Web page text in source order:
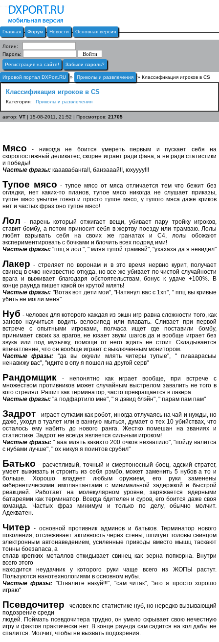
Главная Форум Новости Основная версия
Логин:
Пароль:
Регистрация на сайте!
Забыли пароль?
Игровой портал DXPort.RU » Приколы и развлечения » Классификация игроков в CS
Классификация игроков в CS
Категория: Приколы и развлечения
автор: VT | 15-08-2011, 21:52 | Просмотров: 21705
Мясо - никогда не боится умереть первым и пускает себя на
скоропостижный деликатес, скорее играет ради фана, а не ради статистики
и победы!
Частые фразы: кааавабанга!!, банзааай!!, юхуууу!!!
Тупое мясо - тупое мясо от мяса отличается тем что бежит без
оглядки, нет каких-то планов, тупое мясо никогда не слушает приказы,
тупое мясо унылое говно и просто тупое мясо, у тупого мяса даже криков
нет и частых фраз оно тупое мясо!
Лол - парень который отжигает вещи, убивает пару тройку игроков,
ставит бомбу, а потом приносит себя в жертву поезду или трамваю. Лолы
любят взрывать себя на своих же гранатах и С4, лолы обожают
экспериментировать с бочками и блочить всех подряд ими!
Частые фразы: "ппц я лол ", " мляя тупой трамвай", "ухахаха да я невидел"
Лакер - стреляет по воронам и в это время нервно курит, получает
свинец в очко неизвестно откуда, но все же убивает по чистой случайности
врага и выживает благодаря обстоятельствам, бонус к удаче +100%. В
конце раунда пишет какой он крутой млять!
Частые фразы: "Вотак вот дети мои", "Натянул вас с 1хп", " ппц вы кривые
убить не могли меня"
Нуб - человек для которого каждая из экшн игр равна сложности того, как
заново научиться водить велосипед или плавать. Сливает при первой
встрече с опытными игроками, полчаса ищет где поставили бомбу,
принимает своих за врагов, не юзает звуки шагов да и вообще играет без
звука или под музычку, помощи от него ждать не стоит. Складывается
впечатление, что он вообще играет с выключенным монитором.
Частые фразы: "да вы окуели млять читеры тупые", " пиааарасыы
ненавижу вас", "идите в опу я пошел на другой серв"
Рандомщик - непонятно как играет вообще, при встрече с
множеством противников может случайным выстрелом завалить не того в
кого стрелял. Рашит как терминатор, часто превращается в лакера.
Частые фразы: "а подфартило мне", " я дэвид блэйн", " парам пам пам"
Задрот - играет сутками как робот, иногда отлучаясь на чай и нужды, но
даже, уходя в туалет или в ванную мыться, думает о тех 10 убийствах, что
осталось ему набить до нового ранга. Жестко помешан на званиях и
статистике. Задрот не всегда является сильным игроком!
Частые фразы:" ааа млять какихто 200 очков нехватило", "пойду валитса
с нубами лучше", " ох никуя я поинтов срубил"
Батько - расчетливый, точный и смертоносный боец, адский стратег,
умеет выживать и строить из себя рэмбо, может заменить 5 нубов а то и
больше. Хорошо владеет любым оружием, его руки заменены
кибернетическими имплантантами с минимальной задержкой и быстрой
реакцией. Работает на молекулярном уровне, заряжается ядерными
батареями как терминатор. Всегда бдителен и суров, его боится даже своя
команда. Частых фраз минимум и только по делу, обычно молчит.
Адекватен.
Читер - основной противник админов и батьков. Терминатор нового
поколения, отслеживает активность через стены, шпигует головы свинцом
электронным автонаведением, усиленные приводы вместо мышц таскают
тонны боезапаса, а
сплав крепких металлов откидывает свинец как зерна попкорна. Внутри
всего этого
находится неудачник у которого руки чаще всего из ЖОПЫ растут.
Пользуются нанотехнологиями в основном нубы.
Частые фразы: "Отвалите накуй!!!", "сам читак", "это я просто хорошо
играю"
Псевдочитер - человек по статистике нуб, но нередко вызывающий
подозрение среди
людей. Поймать псевдочитера трудно, он умело скрывает свою нечестную
игру и фактов практически нет. В конце раунда сам садится на кол дабы не
спалится. Молчит, чтобы не вызвать подозрения.